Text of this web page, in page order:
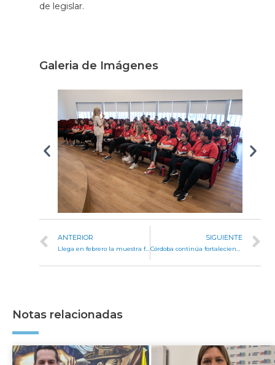
de legislar.
Galeria de Imágenes
ANTERIOR
Llega en febrero la muestra fotográfica “El Camino de Santiago”
SIGUIENTE
Notas relacionadas